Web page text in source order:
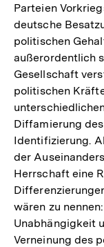
Parteien
deutsche
politischen
außerordentlich
Gesellschaft
politischen
Diffamierung
Identifizierung.
der
Herrschaft eine
wären zu
Unabhängigkeit
Verneinung des